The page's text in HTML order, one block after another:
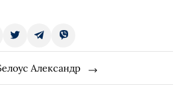
Александр